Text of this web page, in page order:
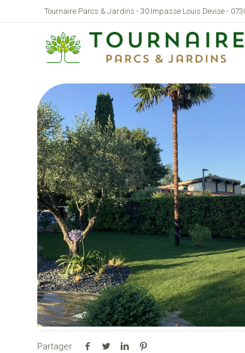
Tournaire Parcs & Jardins - 30 Impasse Louis Devise -
Partager